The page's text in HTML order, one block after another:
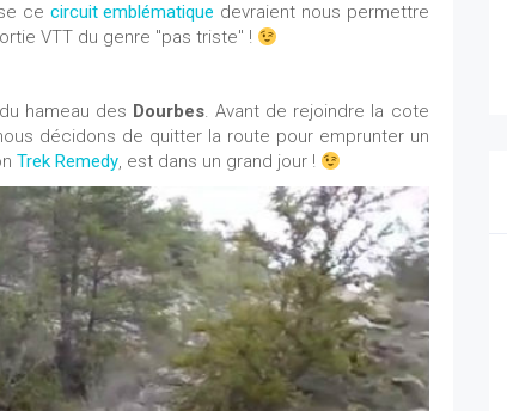
ce circuit emblématique devraient nous permettre
VTT du genre "pas triste" !
hameau des Dourbes. Avant de rejoindre la cote
décidons de quitter la route pour emprunter un
Trek Remedy, est dans un grand jour !